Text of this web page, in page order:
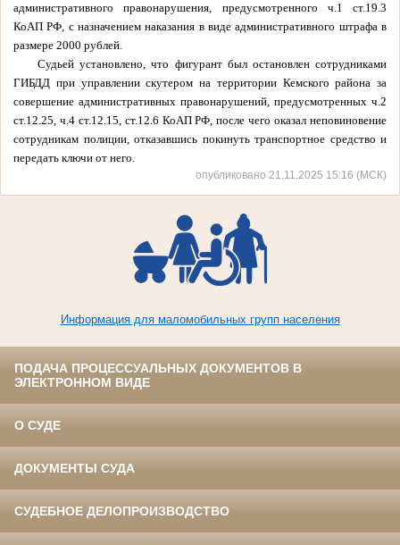
административного правонарушения, предусмотренного ч.1 ст.19.3
КоАП РФ, с назначением наказания в виде административного штрафа в
размере 2000 рублей.
Судьей установлено, что фигурант был остановлен сотрудниками
ГИБДД при управлении скутером на территории Кемского района за
совершение административных правонарушений, предусмотренных ч.2
ст.12.25, ч.4 ст.12.15, ст.12.6 КоАП РФ, после чего оказал неповиновение
сотрудникам полиции, отказавшись покинуть транспортное средство и
передать ключи от него.
опубликовано 21.11.2025 15:16 (МСК)
Информация для маломобильных групп населения
ПОДАЧА ПРОЦЕССУАЛЬНЫХ ДОКУМЕНТОВ В
ЭЛЕКТРОННОМ ВИДЕ
О СУДЕ
ДОКУМЕНТЫ СУДА
СУДЕБНОЕ ДЕЛОПРОИЗВОДСТВО